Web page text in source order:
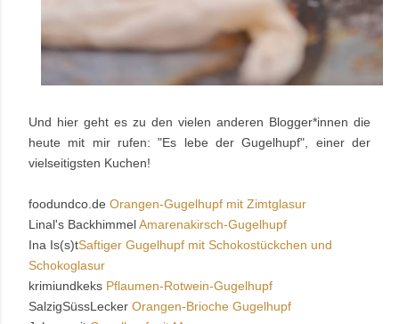
Und hier geht es zu den vielen anderen Blogger*innen die
heute mit mir rufen: "Es lebe der Gugelhupf", einer der
vielseitigsten Kuchen!
foodundco.de Orangen-Gugelhupf mit Zimtglasur
Linal's BackhimmelAmarenakirsch-Gugelhupf
Ina Is(s)tSaftiger Gugelhupf mit Schokostückchen und
Schokoglasur
krimiundkeks Pflaumen-Rotwein-Gugelhupf
SalzigSüssLecker Orangen-Brioche Gugelhupf